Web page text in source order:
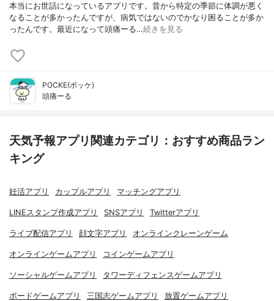
本当にお世話になっているアプリです。昔から特定の季節に体調が悪く
なることが多かったんですが、病気ではないのでかなり困ることが多か
ったんです。最近になって頭痛ーる…続きを見る
POCKE(ポッケ)
頭痛ーる
天気予報アプリ関連カテゴリ：おすすめ商品ラン
キング
妊活アプリ カップルアプリ マッチングアプリ
LINEスタンプ作成アプリ SNSアプリ Twitterアプリ
ライブ配信アプリ 顔文字アプリ オンラインクレーンゲーム
オンラインゲームアプリ コインゲームアプリ
ソーシャルゲームアプリ タワーディフェンスゲームアプリ
ボードゲームアプリ 三国志ゲームアプリ 放置ゲームアプリ